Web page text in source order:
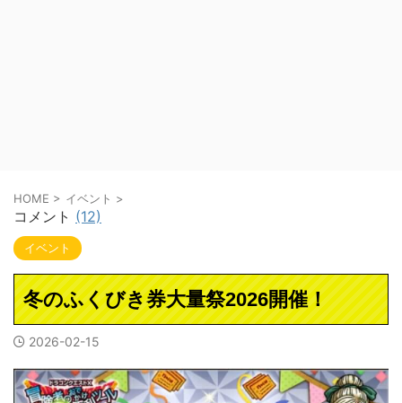
HOME > イベント >
コメント (12)
イベント
冬のふくびき券大量祭2026開催！
2026-02-15